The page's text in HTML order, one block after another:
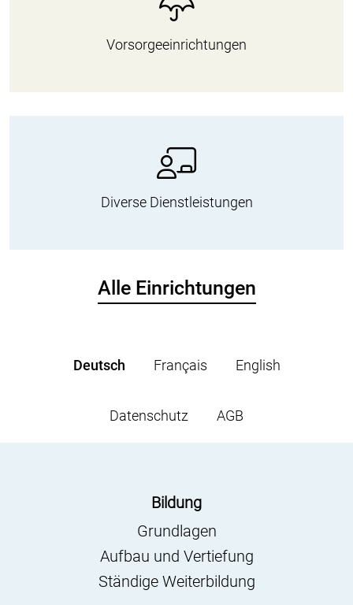
Vorsorgeeinrichtungen
Diverse Dienstleistungen
Alle Einrichtungen
Deutsch Français English
Datenschutz AGB
Bildung
Grundlagen
Aufbau und Vertiefung
Ständige Weiterbildung